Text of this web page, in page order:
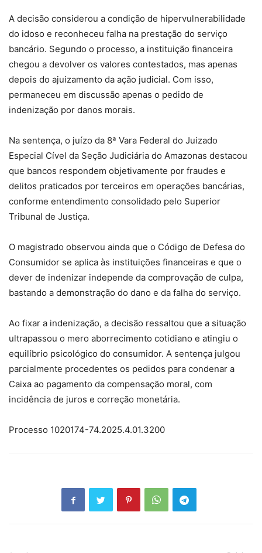
A decisão considerou a condição de hipervulnerabilidade
do idoso e reconheceu falha na prestação do serviço
bancário. Segundo o processo, a instituição financeira
chegou a devolver os valores contestados, mas apenas
depois do ajuizamento da ação judicial. Com isso,
permaneceu em discussão apenas o pedido de
indenização por danos morais.
Na sentença, o juízo da 8ª Vara Federal do Juizado
Especial Cível da Seção Judiciária do Amazonas destacou
que bancos respondem objetivamente por fraudes e
delitos praticados por terceiros em operações bancárias,
conforme entendimento consolidado pelo Superior
Tribunal de Justiça.
O magistrado observou ainda que o Código de Defesa do
Consumidor se aplica às instituições financeiras e que o
dever de indenizar independe da comprovação de culpa,
bastando a demonstração do dano e da falha do serviço.
Ao fixar a indenização, a decisão ressaltou que a situação
ultrapassou o mero aborrecimento cotidiano e atingiu o
equilíbrio psicológico do consumidor. A sentença julgou
parcialmente procedentes os pedidos para condenar a
Caixa ao pagamento da compensação moral, com
incidência de juros e correção monetária.
Processo 1020174-74.2025.4.01.3200